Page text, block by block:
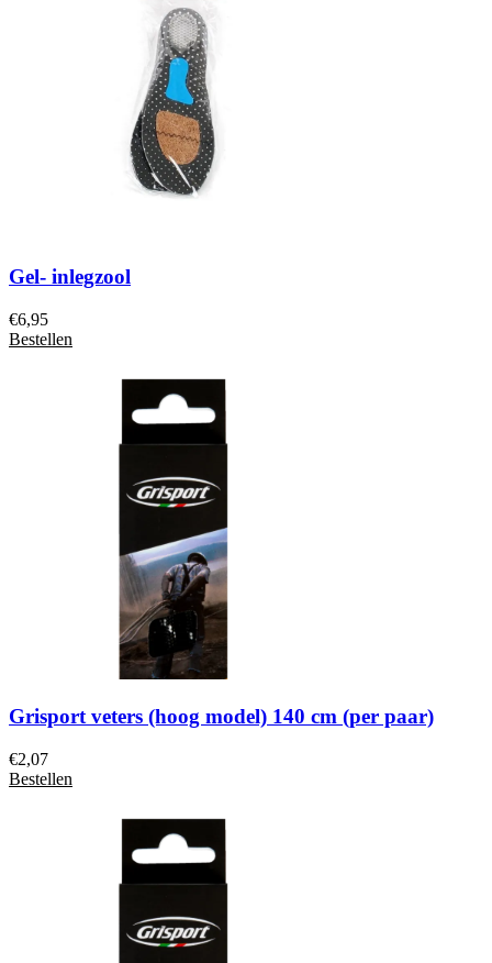
Gel- inlegzool
€6,95
Bestellen
Grisport veters (hoog model) 140 cm (per paar)
€2,07
Bestellen